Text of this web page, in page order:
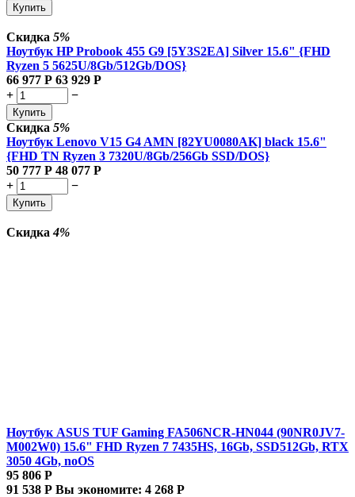
Купить
Скидка 5%
Ноутбук HP Probook 455 G9 [5Y3S2EA] Silver 15.6" {FHD
Ryzen 5 5625U/8Gb/512Gb/DOS}
66 977 Р 63 929 Р
+
−
Купить
Скидка 5%
Ноутбук Lenovo V15 G4 AMN [82YU0080AK] black 15.6"
{FHD TN Ryzen 3 7320U/8Gb/256Gb SSD/DOS}
50 777 Р 48 077 Р
+
−
Купить
Скидка4%
Ноутбук ASUS TUF Gaming FA506NCR-HN044 (90NR0JV7-
M002W0) 15.6" FHD Ryzen 7 7435HS, 16Gb, SSD512Gb, RTX
3050 4Gb, noOS
95 806 Р
91 538 Р Вы экономите: 4 268 Р